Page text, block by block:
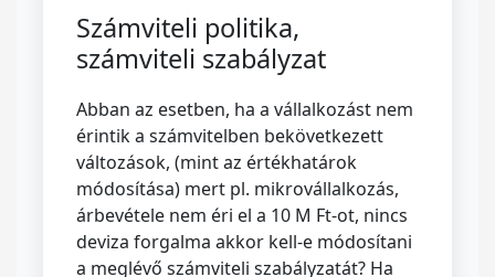
Számviteli politika,
számviteli szabályzat
Abban az esetben, ha a vállalkozást nem
érintik a számvitelben bekövetkezett
változások, (mint az értékhatárok
módosítása) mert pl. mikrovállalkozás,
árbevétele nem éri el a 10 M Ft-ot, nincs
deviza forgalma akkor kell-e módosítani
a meglévő számviteli szabályzatát? Ha